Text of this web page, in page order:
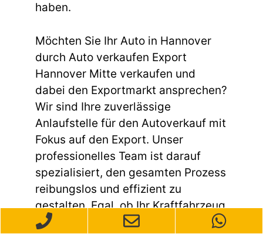
haben.
Möchten Sie Ihr Auto in Hannover
durch Auto verkaufen Export
Hannover Mitte verkaufen und
dabei den Exportmarkt ansprechen?
Wir sind Ihre zuverlässige
Anlaufstelle für den Autoverkauf mit
Fokus auf den Export. Unser
professionelles Team ist darauf
spezialisiert, den gesamten Prozess
reibungslos und effizient zu
gestalten. Egal, ob Ihr Kraftfahrzeug
gebraucht ist, einen Unfallschaden